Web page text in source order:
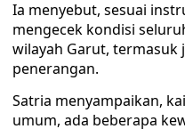
Ia menyebut, sesuai
mengecek kondisi
wilayah Garut, termasuk
penerangan.
Satria menyampaikan,
umum, ada beberapa